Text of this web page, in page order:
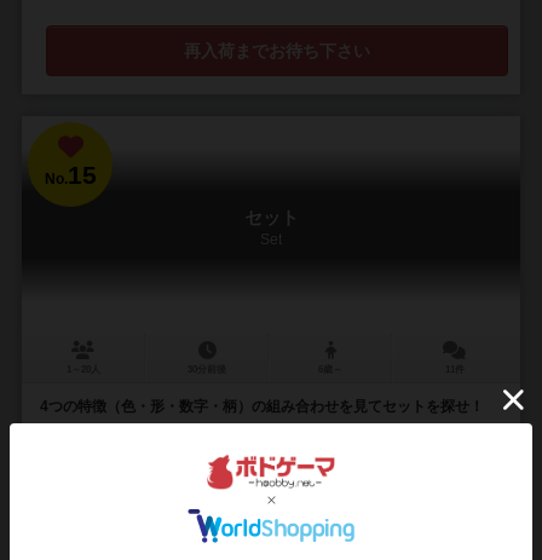
再入荷までお待ち下さい
No.15
セット
Set
4つの特徴（色・形・数字・柄）の組み合わせを見てセットを探せ！
1057
経験あり お気に入り